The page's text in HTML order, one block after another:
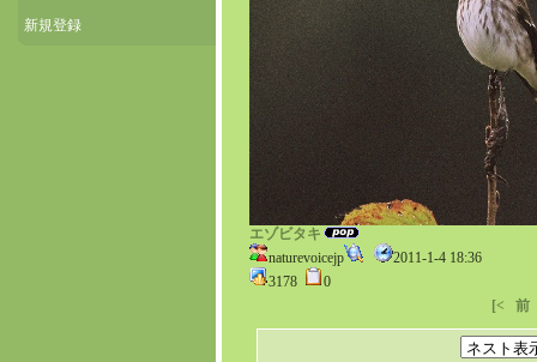
新規登録
エゾビタキ
naturevoicejp
2011-1-4 18:36
3178
0
[<
前